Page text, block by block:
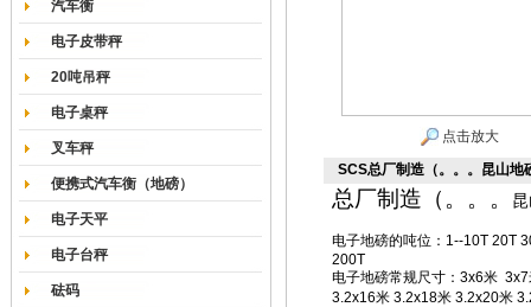
汽车衡
电子皮带秤
20吨吊秤
电子桌秤
叉车秤
便携式汽车衡（地磅）
电子天平
电子台秤
砝码
点击放大
SCS总厂制造（。。。昆山地
总厂制造（ 。。。
电子地磅的吨位 ： 1--10T 20T
200T
电子地磅常规尺寸： 3x6米3x7
3.2x16米3.2x18米3.2x20米